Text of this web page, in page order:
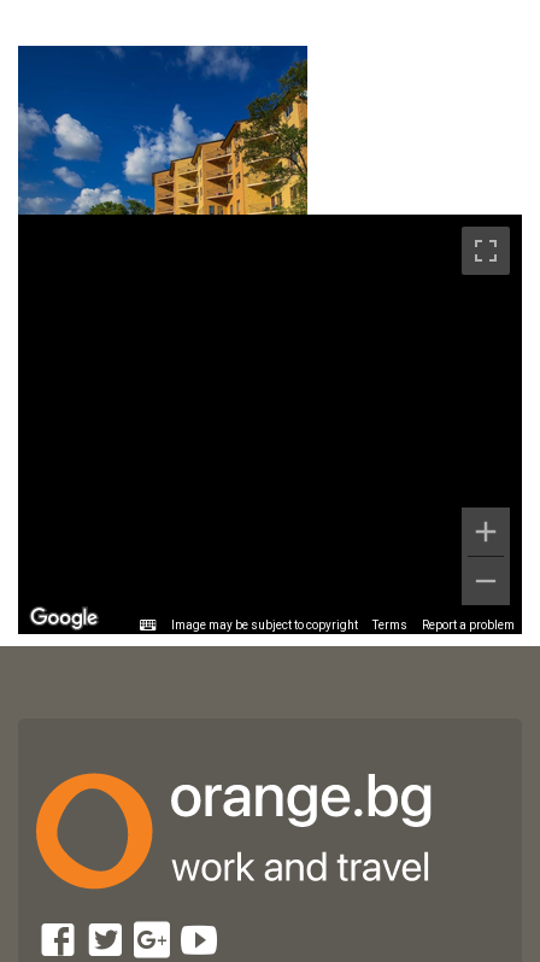
Image may be subject to copyright Terms Report a problem